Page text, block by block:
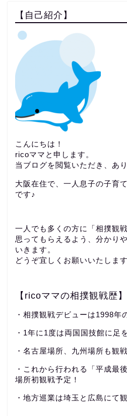
【自己紹介】
こんにちは！
ricoママと申します。
当ブログを閲覧いただき、あ
大阪在住で、一人息子の子育
です♪
一人でも多くの方に「相撲観
思ってもらえるよう、分かり
いきます。
どうぞ宜しくお願いいたしま
【ricoママの相撲観戦歴】
・相撲観戦デビューは1998年
・1年に1度は両国国技館に
・名古屋場所、九州場所も観
・これから行われる「平成最
場所初観戦予定！
・地方巡業は埼玉と広島にて観